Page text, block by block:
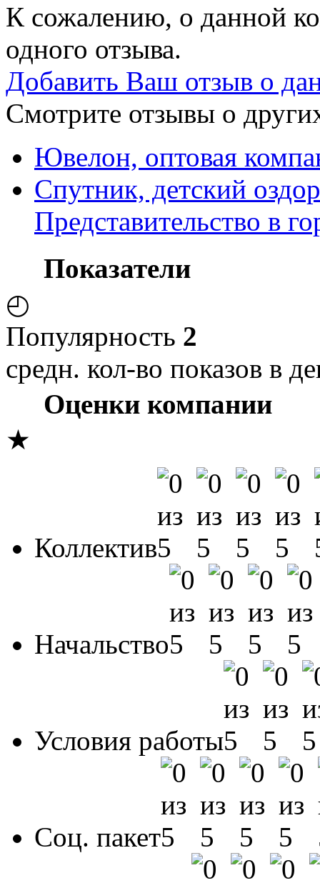
К сожалению, о данной
одного отзыва.
Добавить Ваш отзыв о
Смотрите отзывы о
Ювелон, оптовая
Спутник, детский
Представительство в
Показатели
◴
Популярность 2
средн. кол-во показов в
Оценки компании
★
Коллектив
Начальство
Условия работы
Соц. пакет